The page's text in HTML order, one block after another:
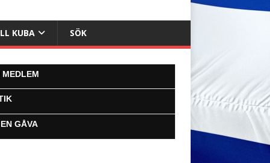
KUBA SÖK
MEDLEM
GÅVA